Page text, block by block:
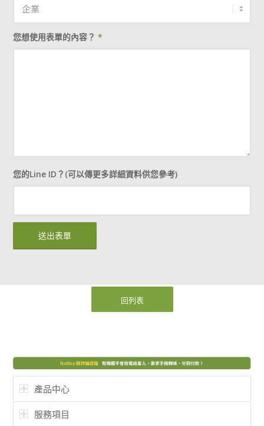
您想使用表單的內容？*
您的Line ID？(可以傳更多詳細資料供您參考)
回列表
產品中心
服務項目